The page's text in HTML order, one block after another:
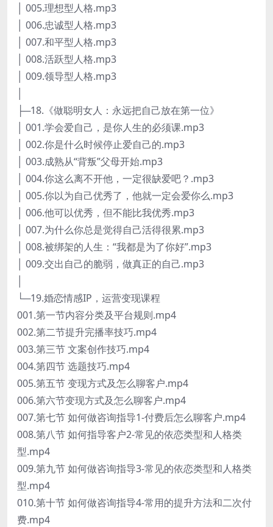
│ 005.理想型人格.mp3
│ 006.忠诚型人格.mp3
│ 007.和平型人格.mp3
│ 008.活跃型人格.mp3
│ 009.领导型人格.mp3
├─18.《做聪明女人：永远把自己放在第一位》
│ 001.学会爱自己，是你人生的必须课.mp3
│ 002.你是什么时候停止爱自己的.mp3
│ 003.成熟从“背叛”父母开始.mp3
│ 004.你这么离不开他，一定很缺爱吧？.mp3
│ 005.你以为自己优秀了，他就一定会爱你么.mp3
│ 006.他可以优秀，但不能比我优秀.mp3
│ 007.为什么你总是觉得自己活得很累.mp3
│ 008.被绑架的人生：“我都是为了你好”.mp3
│ 009.交出自己的脆弱，做真正的自己.mp3
└─19.婚恋情感IP，运营变现课程
001.第一节内容分类及平台规则.mp4
002.第二节提升完播率技巧.mp4
003.第三节 文案创作技巧.mp4
004.第四节 选题技巧.mp4
005.第五节 变现方式及怎么聊客户.mp4
006.第六节变现方式及怎么聊客户.mp4
007.第七节 如何做咨询指导1-付费后怎么聊客户.mp4
008.第八节 如何指导客户2-常见的依恋类型和人格类
型.mp4
009.第九节 如何做咨询指导3-常见的依恋类型和人格类
型.mp4
010.第十节 如何做咨询指导4-常用的提升方法和二次付
费.mp4